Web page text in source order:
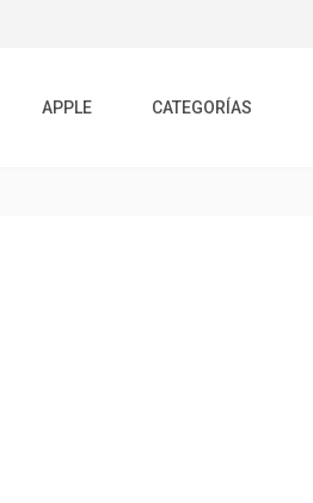
APPLE CATEGORÍAS